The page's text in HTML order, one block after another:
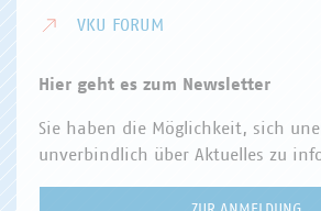
VKU FORUM
Hier geht es zum Newsletter
Sie haben die Möglichkeit, sich
unverbindlich über Aktuelles zu